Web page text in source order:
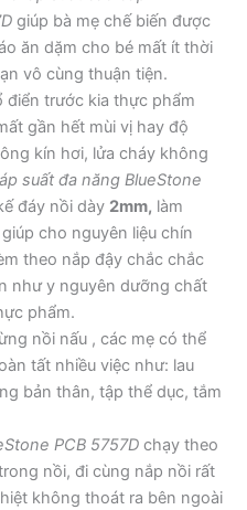
giúp bà mẹ chế biến được
ăn dặm cho bé mất ít thời
vô cùng thuận tiện.
điển trước kia thực phẩm
gần hết mùi vị hay độ
kín hơi, lửa cháy không
suất đa năng BlueStone
đáy nồi dày 2mm, làm
cho nguyên liệu chín
theo nắp đậy chắc chắc
như y nguyên dưỡng chất
phẩm.
nồi nấu , các mẹ có thể
tất nhiều việc như: lau
bản thân, tập thể dục, tắm
PCB 5757Dchạy theo
nồi, đi cùng nắp nồi rất
không thoát ra bên ngoài